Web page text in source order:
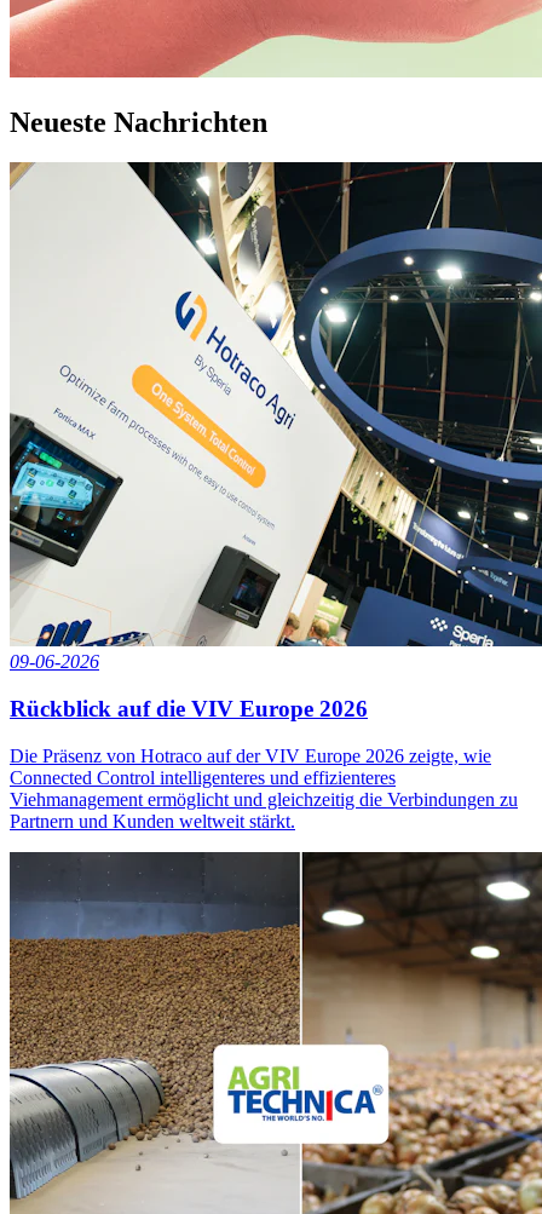
Neueste Nachrichten
09-06-2026
Rückblick auf die VIV Europe 2026
Die Präsenz von Hotraco auf der VIV Europe 2026 zeigte, wie
Connected Control intelligenteres und effizienteres
Viehmanagement ermöglicht und gleichzeitig die Verbindungen zu
Partnern und Kunden weltweit stärkt.